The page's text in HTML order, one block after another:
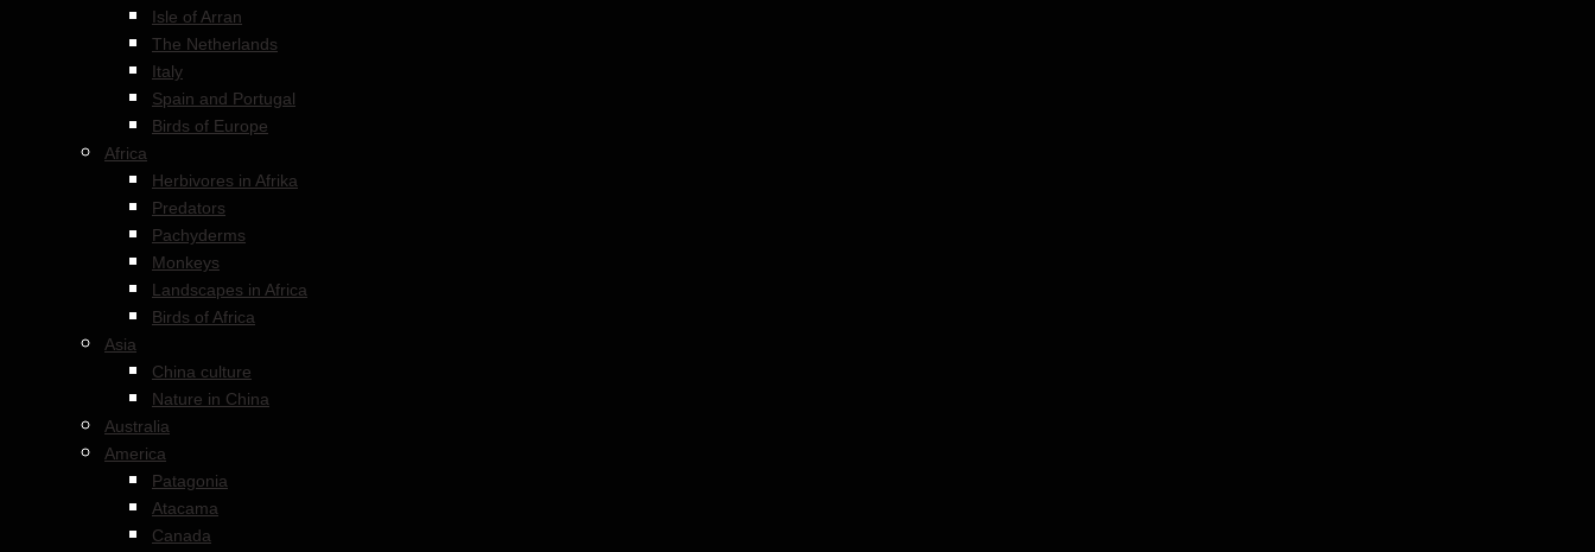
Isle of Arran
The Netherlands
Italy
Spain and Portugal
Birds of Europe
Africa
Herbivores in Afrika
Predators
Pachyderms
Monkeys
Landscapes in Africa
Birds of Africa
Asia
China culture
Nature in China
Australia
America
Patagonia
Atacama
Canada